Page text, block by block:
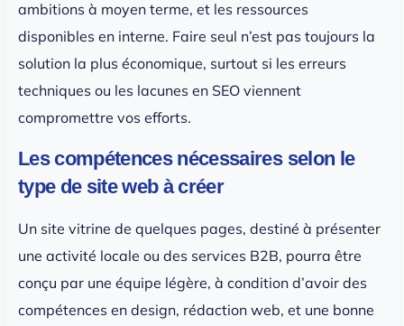
ambitions à moyen terme, et les ressources
disponibles en interne. Faire seul n’est pas toujours la
solution la plus économique, surtout si les erreurs
techniques ou les lacunes en SEO viennent
compromettre vos efforts.
Les compétences nécessaires selon le
type de site web à créer
Un site vitrine de quelques pages, destiné à présenter
une activité locale ou des services B2B, pourra être
conçu par une équipe légère, à condition d’avoir des
compétences en design, rédaction web, et une bonne